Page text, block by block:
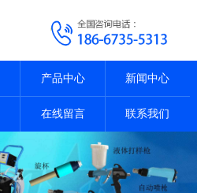
产品中心 新闻中心
在线留言 联系我们